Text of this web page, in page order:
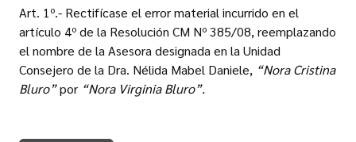
Art. 1º.- Rectifícase el error material incurrido en el
artículo 4º de la Resolución CM Nº 385/08, reemplazando
el nombre de la Asesora designada en la Unidad
Consejero de la Dra. Nélida Mabel Daniele, “Nora Cristina
Bluro”por “Nora Virginia Bluro”.